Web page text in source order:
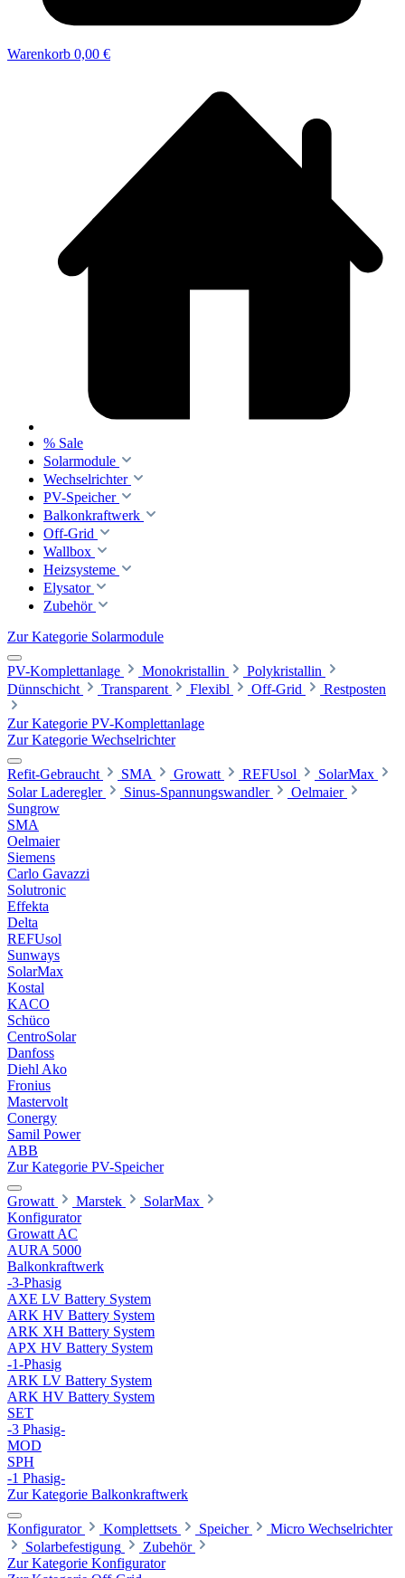
Warenkorb 0,00 €
% Sale
Solarmodule
Wechselrichter
PV-Speicher
Balkonkraftwerk
Off-Grid
Wallbox
Heizsysteme
Elysator
Zubehör
Zur Kategorie Solarmodule
PV-Komplettanlage Monokristallin
Polykristallin
Dünnschicht
Transparent Flexibl Off-Grid Restposten
Zur Kategorie PV-Komplettanlage
Zur Kategorie Wechselrichter
Refit-Gebraucht SMA Growatt REFUsol
SolarMax
Solar Laderegler
Sinus-Spannungswandler
Oelmaier
Sungrow
SMA
Oelmaier
Siemens
Carlo Gavazzi
Solutronic
Effekta
Delta
REFUsol
Sunways
SolarMax
Kostal
KACO
Schüco
CentroSolar
Danfoss
Diehl Ako
Fronius
Mastervolt
Conergy
Samil Power
ABB
Zur Kategorie PV-Speicher
Growatt Marstek
SolarMax
Konfigurator
Growatt AC
AURA 5000
Balkonkraftwerk
-3-Phasig
AXE LV Battery System
ARK HV Battery System
ARK XH Battery System
APX HV Battery System
-1-Phasig
ARK LV Battery System
ARK HV Battery System
SET
-3 Phasig-
MOD
SPH
-1 Phasig-
Zur Kategorie Balkonkraftwerk
Konfigurator Komplettsets Speicher
Micro Wechselrichter
Solarbefestigung
Zubehör
Zur Kategorie Konfigurator